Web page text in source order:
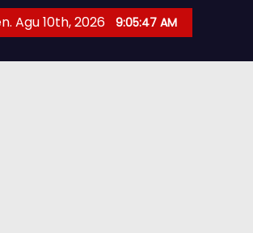
Agu 10th, 2026 9:05:48 AM